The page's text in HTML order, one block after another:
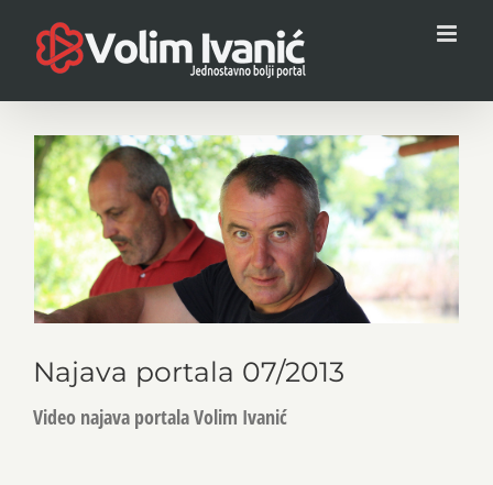
content
View
Larger
Image
Najava portala 07/2013
Video najava portala Volim Ivanić